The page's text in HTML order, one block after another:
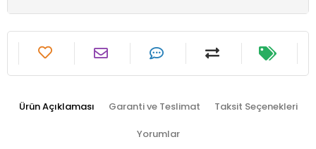
Ürün Açıklaması Garanti ve Teslimat Taksit Seçenekleri
Yorumlar